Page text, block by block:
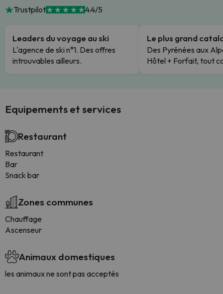
Trustpilot 4.4/5
Leaders du voyage au ski
L'agence de ski n°1. Des offres
introuvables ailleurs.
Le plus grand
Des Pyrénées aux
Hôtel + Forfait, tout
Equipements et services
Restaurant
Restaurant
Bar
Snack bar
Zones communes
Chauffage
Ascenseur
Animaux domestiques
les animaux ne sont pas acceptés